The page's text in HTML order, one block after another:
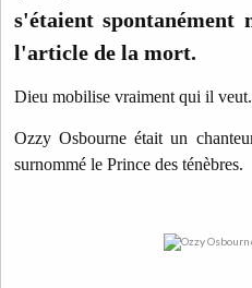
s'étaient
l'article de la mort.
Dieu mobilise vraiment qui il veut.
Ozzy Osbourne était un
surnommé le Prince des ténèbres.